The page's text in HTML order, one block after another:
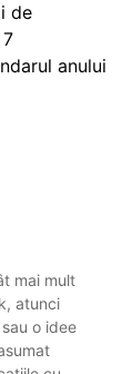
de
anului
mai mult
atunci
o idee